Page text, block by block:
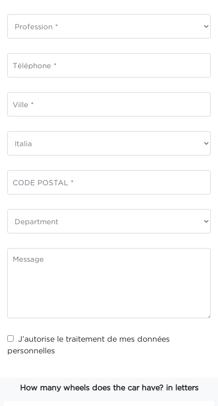
J’autorise le traitement de mes données
personnelles
How many wheels does the car have? in letters